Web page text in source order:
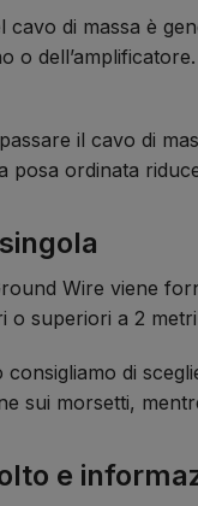
cavo di massa è
o
il cavo di
posa ordinata
Wire viene
o superiori a 2
consigliamo di
sui morsetti,
e